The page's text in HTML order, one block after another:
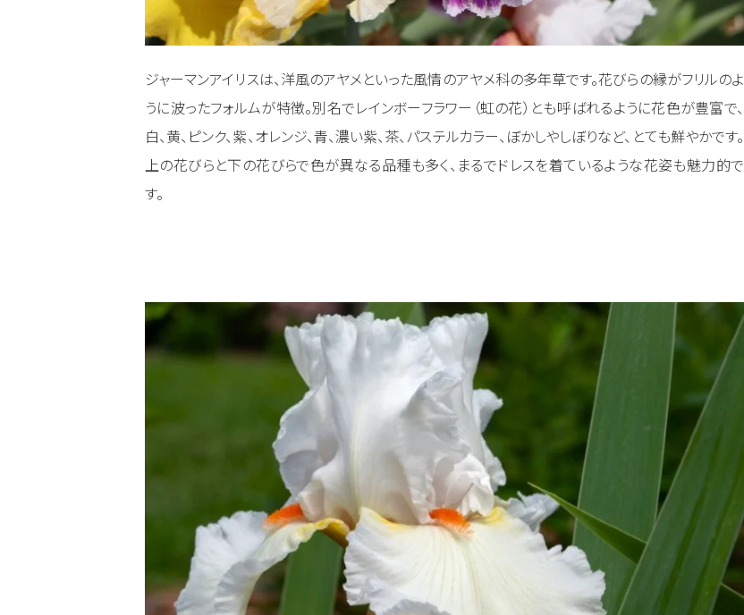
ジャーマンアイリスは、洋風のアヤメといった風情のアヤメ科の多年草です。花びらの縁がフリルのよ
うに波ったフォルムが特徴。別名でレインボーフラワー（虹の花）とも呼ばれるように花色が豊富で、
白、黄、ピンク、紫、オレンジ、青、濃い紫、茶、パステルカラー、ぼかしやしぼりなど、とても鮮やかです。
上の花びらと下の花びらで色が異なる品種も多く、まるでドレスを着ているような花姿も魅力的で
す。